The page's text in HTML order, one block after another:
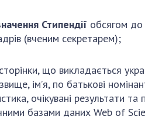
Стипендії обсягом до
(вченим секретарем);
що викладається
ім’я, по батькові
очікувані результати та
базами даних Web of